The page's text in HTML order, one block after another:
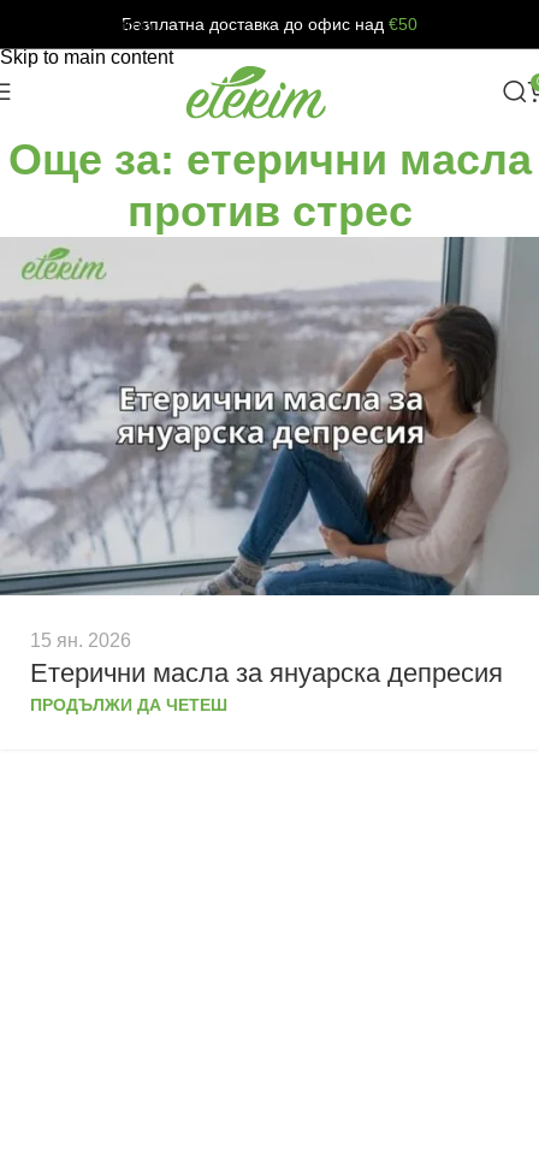
Skip to navigation
Skip to main content
Безплатна доставка до офис над €50
Още за: етерични масла
против стрес
15 ян. 2026
Етерични масла за януарска депресия
ПРОДЪЛЖИ ДА ЧЕТЕШ